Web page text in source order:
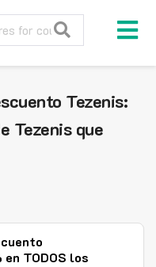
Tezenis:
Tezenis que
TODOS los